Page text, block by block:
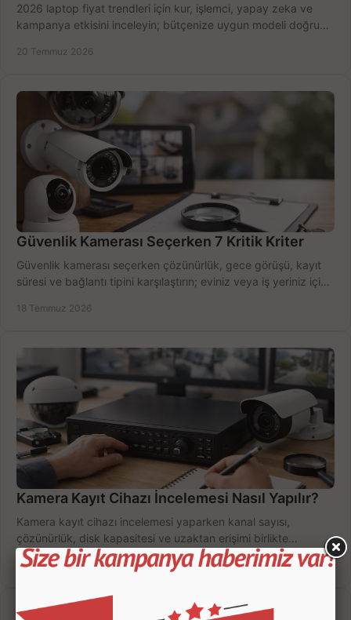
2026 laptop fiyat trendleri için kur, işlemci, yapay zeka ve
kampanya etkisini inceleyin; bütçenize uygun modeli doğru
20 Temmuz 2026
Güvenlik Kamerası Seçerken 7 Kritik Kriter
Güvenlik kamerası seçerken çözünürlük, gece görüşü, kayıt
süresi ve bağlantı tipini karşılaştırın; eviniz veya iş yeriniz için
18 Temmuz 2026
Kamera Kayıt Cihazı İncelemesi Nasıl Yapılır?
Kamera kayıt cihazı incelemesi yaparken kanal sayısı,
çözünürlük, disk kapasitesi ve uzaktan erişimi birlikte
değerlendirin; bütçenizi doğru yönetin.
16 Temmuz 2026